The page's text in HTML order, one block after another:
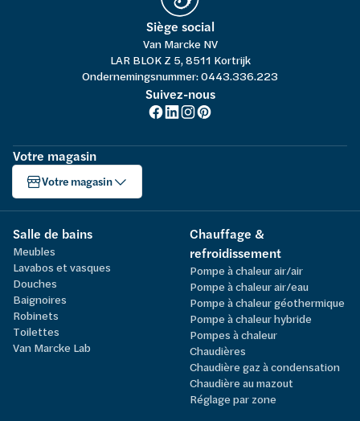
Siège social
Van Marcke NV
LAR BLOK Z 5, 8511 Kortrijk
Ondernemingsnummer: 0443.336.223
Suivez-nous
Votre magasin
Votre magasin
Salle de bains
Meubles
Lavabos et vasques
Douches
Baignoires
Robinets
Toilettes
Van Marcke Lab
Chauffage &
refroidissement
Pompe à chaleur air/air
Pompe à chaleur air/eau
Pompe à chaleur géothermique
Pompe à chaleur hybride
Pompes à chaleur
Chaudières
Chaudière gaz à condensation
Chaudière au mazout
Réglage par zone